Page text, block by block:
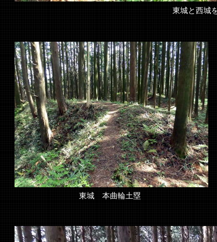
東城と西城
東城 本曲輪土塁